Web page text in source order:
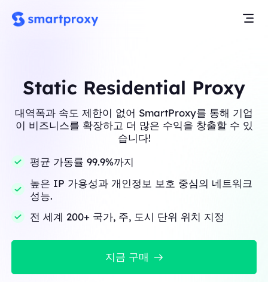
Static Residential Proxy
대역폭과 속도 제한이 없어 SmartProxy를 통해 기업
이 비즈니스를 확장하고 더 많은 수익을 창출할 수 있
습니다!
평균 가동률 99.9%까지
높은 IP 가용성과 개인정보 보호 중심의 네트워크
성능.
전 세계 200+ 국가, 주, 도시 단위 위치 지정
지금 구매